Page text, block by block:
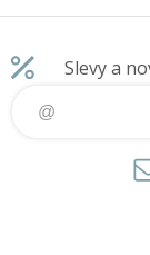
Slevy a